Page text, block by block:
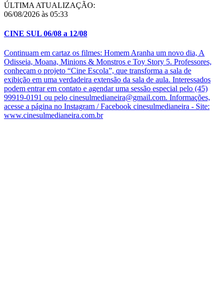
ÚLTIMA ATUALIZAÇÃO:
06/08/2026 às 05:33
CINE SUL 06/08 a 12/08
Continuam em cartaz os filmes: Homem Aranha um novo dia, A
Odisseia, Moana, Minions & Monstros e Toy Story 5. Professores,
conheçam o projeto “Cine Escola”, que transforma a sala de
exibição em uma verdadeira extensão da sala de aula. Interessados
podem entrar em contato e agendar uma sessão especial pelo (45)
99919-0191 ou pelo cinesulmedianeira@gmail.com. Informações,
acesse a página no Instagram / Facebook cinesulmedianeira - Site:
www.cinesulmedianeira.com.br